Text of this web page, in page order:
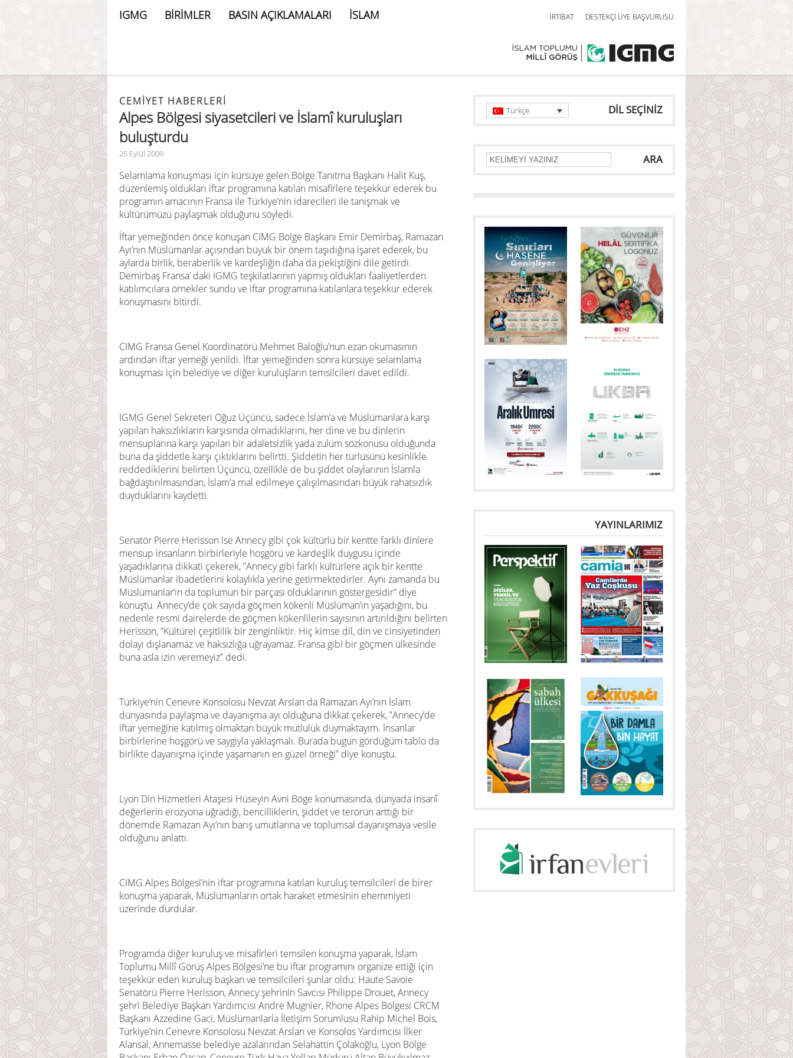
IGMG BİRİMLER BASIN AÇIKLAMALARI İSLAM İRTİBAT DESTEKÇİ ÜYE BAŞVURUSU
CEMIYET HABERLERI
Alpes Bölgesi siyasetcileri ve İslamî kuruluşları
buluşturdu
25 Eylül 2009
Selamlama konuşması için kürsüye gelen Bölge Tanıtma Başkanı Halit Kuş,
düzenlemiş oldukları iftar programına katılan misafirlere teşekkür ederek bu
programın amacının Fransa ile Türkiye’nin idarecileri ile tanışmak ve
kültürümüzü paylaşmak olduğunu söyledi.
İftar yemeğinden önce konuşan CIMG Bölge Başkanı Emir Demirbaş, Ramazan
Ayı’nın Müslümanlar açısından büyük bir önem taşıdığına işaret ederek, bu
aylarda birlik, beraberlik ve kardeşliğin daha da pekiştiğini dile getirdi.
Demirbaş Fransa’ daki IGMG teşkilatlarının yapmış oldukları faaliyetlerden
katılımcılara örnekler sundu ve iftar programına katılanlara teşekkür ederek
konuşmasını bitirdi.
CIMG Fransa Genel Koordinatörü Mehmet Baloğlu’nun ezan okumasının
ardından iftar yemeği yenildi. İftar yemeğinden sonra kürsüye selamlama
konuşması için belediye ve diğer kuruluşların temsilcileri davet edildi.
IGMG Genel Sekreteri Oğuz Üçüncü, sadece İslam’a ve Müslümanlara karşı
yapılan haksızlıkların karşısında olmadıklarını, her dine ve bu dinlerin
mensuplarına karşı yapılan bir adaletsizlik yada zulüm sözkonusu olduğunda
buna da şiddetle karşı çıktıklarını belirtti. Şiddetin her türlüsünü kesinlikle
reddediklerini belirten Üçüncü, özellikle de bu şiddet olaylarının İslamla
bağdaştırılmasından, İslam’a mal edilmeye çalışılmasından büyük rahatsızlık
duyduklarını kaydetti.
Senatör Pierre Herisson ise Annecy gibi çok kültürlü bir kentte farklı dinlere
mensup insanların birbirleriyle hoşgörü ve kardeşlik duygusu içinde
yaşadıklarına dikkati çekerek, ”Annecy gibi farklı kültürlere açık bir kentte
Müslümanlar ibadetlerini kolaylıkla yerine getirmektedirler. Aynı zamanda bu
Müslümanlar’ın da toplumun bir parçası olduklarının göstergesidir” diye
konuştu. Annecy’de çok sayıda göçmen kökenli Müslüman’ın yaşadığını, bu
nedenle resmi dairelerde de göçmen kökenlilerin sayısının artırıldığını belirten
Herisson, ”Kültürel çeşitlilik bir zenginliktir. Hiç kimse dil, din ve cinsiyetinden
dolayı dışlanamaz ve haksızlığa uğrayamaz. Fransa gibi bir göçmen ülkesinde
buna asla izin veremeyiz” dedi.
Türkiye’nin Cenevre Konsolosu Nevzat Arslan da Ramazan Ayı’nın İslam
dünyasında paylaşma ve dayanışma ayı olduğuna dikkat çekerek, ”Annecy’de
iftar yemeğine katılmış olmaktan büyük mutluluk duymaktayım. İnsanlar
birbirlerine hoşgörü ve saygıyla yaklaşmalı. Burada bugün gördüğüm tablo da
birlikte dayanışma içinde yaşamanın en güzel örneği” diye konuştu.
Lyon Din Hizmetleri Ataşesi Hüseyin Avni Böge konumasında, dünyada insanî
değerlerin erozyona uğradığı, bencilliklerin, şiddet ve terörün arttığı bir
dönemde Ramazan Ayı’nın barış umutlarına ve toplumsal dayanışmaya vesile
olduğunu anlattı.
CIMG Alpes Bölgesi’nin iftar programına katılan kuruluş temsilcileri de birer
konuşma yaparak, Müslümanların ortak haraket etmesinin ehemmiyeti
üzerinde durdular.
Programda diğer kuruluş ve misafirleri temsilen konuşma yaparak, İslam
Toplumu Millî Görüş Alpes Bölgesi’ne bu iftar programını organize ettiği için
teşekkür eden kuruluş başkan ve temsilcileri şunlar oldu: Haute Savoie
Senatörü Pierre Herisson, Annecy şehrinin Savcısı Philippe Drouet, Annecy
şehri Belediye Başkan Yardımcısı Andre Mugnier, Rhone Alpes Bölgesi CRCM
Başkanı Azzedine Gaci, Müslümanlarla İletişim Sorumlusu Rahip Michel Bois,
Türkiye’nin Cenevre Konsolosu Nevzat Arslan ve Konsolos Yardımcısı İlker
Alansal, Annemasse belediye azalarından Selahattin Çolakoğlu, Lyon Bölge
DİL SEÇİNİZ
Türkçe
ARA
YAYINLARIMIZ